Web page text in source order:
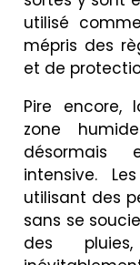
utilisé
mépris des
et de
Pire encore,
zone
désormais
intensive.
utilisant des
sans se
des